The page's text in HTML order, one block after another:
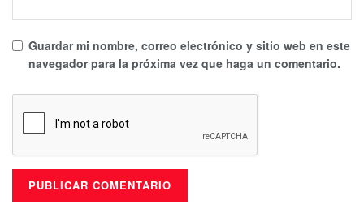
Guardar mi nombre, correo electrónico y sitio web en este
navegador para la próxima vez que haga un comentario.